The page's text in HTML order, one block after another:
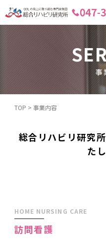
事
TOP > 事業内容
総合リハビリ研究
た
HOME NURSING CARE
訪問看護